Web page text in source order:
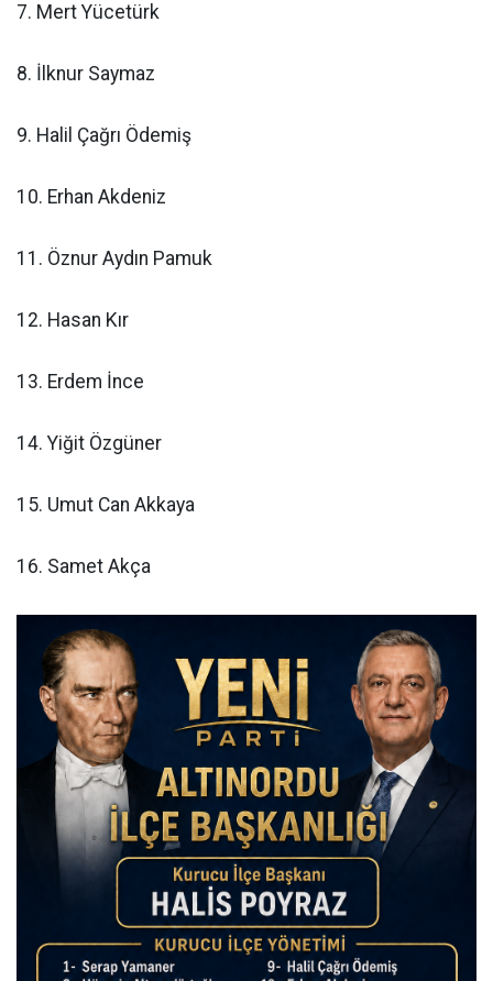
7. Mert Yücetürk
8. İlknur Saymaz
9. Halil Çağrı Ödemiş
10. Erhan Akdeniz
11. Öznur Aydın Pamuk
12. Hasan Kır
13. Erdem İnce
14. Yiğit Özgüner
15. Umut Can Akkaya
16. Samet Akça